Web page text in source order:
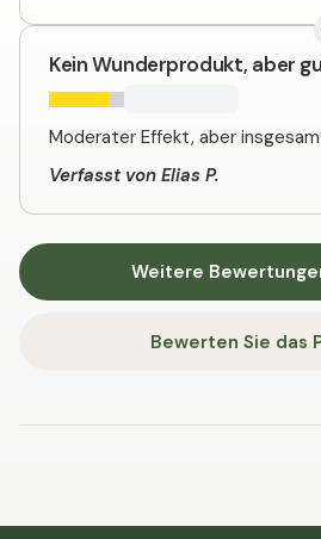
Kein Wunderprodukt, aber
Moderater Effekt, aber
Verfasst von Elias P.
Weitere
Bewerten Sie das